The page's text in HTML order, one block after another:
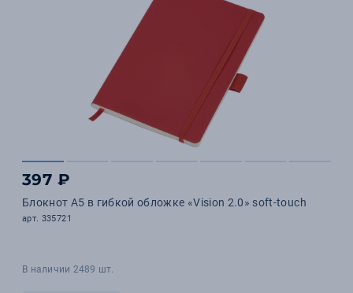
397 ₽
Блокнот А5 в гибкой обложке «Vision 2.0» soft-touch
арт. 335721
В наличии 2489 шт.